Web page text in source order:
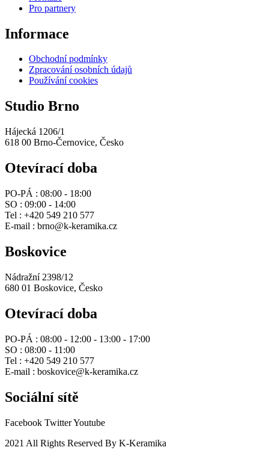
Pro partnery
Informace
Obchodní podmínky
Zpracování osobních údajů
Používání cookies
Studio Brno
Hájecká 1206/1
618 00 Brno-Černovice, Česko
Otevírací doba
PO-PÁ : 08:00 - 18:00
SO : 09:00 - 14:00
Tel : +420 549 210 577
E-mail : brno@k-keramika.cz
Boskovice
Nádražní 2398/12
680 01 Boskovice, Česko
Otevírací doba
PO-PÁ : 08:00 - 12:00 - 13:00 - 17:00
SO : 08:00 - 11:00
Tel : +420 549 210 577
E-mail : boskovice@k-keramika.cz
Sociální sítě
Facebook TwitterYoutube
2021 All Rights Reserved By K-Keramika